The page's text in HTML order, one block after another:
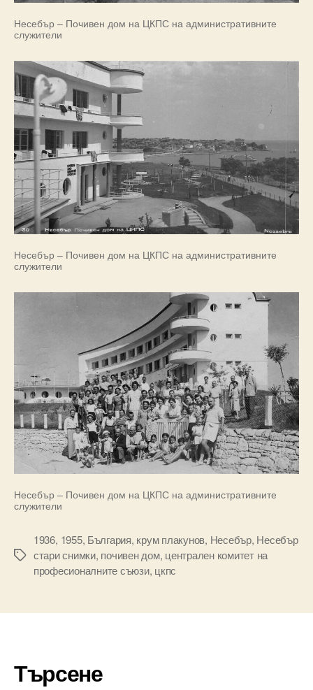
Несебър – Почивен дом на ЦКПС на административните
служители
Несебър – Почивен дом на ЦКПС на административните
служители
Несебър – Почивен дом на ЦКПС на административните
служители
Tags
1936, 1955, България, крум плакунов, Несебър, Несебър
стари снимки, почивен дом, централен комитет на
професионалните съюзи, цкпс
Търсене